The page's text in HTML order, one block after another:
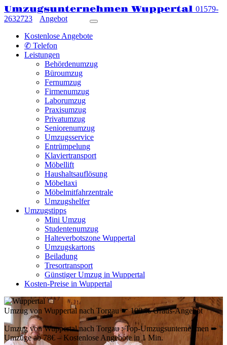
Umzugsunternehmen Wuppertal 01579-
2632723
Angebot
Kostenlose Angebote
✆ Telefon
Leistungen
Behördenumzug
Büroumzug
Fernumzug
Firmenumzug
Laborumzug
Praxisumzug
Privatumzug
Seniorenumzug
Umzugsservice
Entrümpelung
Klaviertransport
Möbellift
Haushaltsauflösung
Möbeltaxi
Möbelmitfahrzentrale
Umzugshelfer
Umzugstipps
Mini Umzug
Studentenumzug
Halteverbotszone Wuppertal
Umzugskartons
Beiladung
Tresortransport
Günstiger Umzug in Wuppertal
Kosten-Preise in Wuppertal
Umzug von Wuppertal nach Torgau ☛ 100 % Gratis-Angebot
Umzug von Wuppertal nach Torgau : Top-Umzugsunternehmen ➨
Umzüge ab 78€ – Kostenlose Angebote in 1 Min.